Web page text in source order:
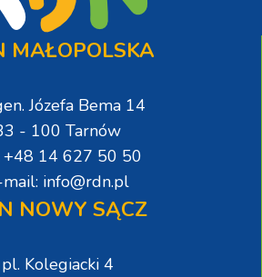
MAŁOPOLSKA
Józefa Bema 14
- 100 Tarnów
+48 14 627 50 50
info@rdn.pl
NOWY SĄCZ
pl. Kolegiacki 4